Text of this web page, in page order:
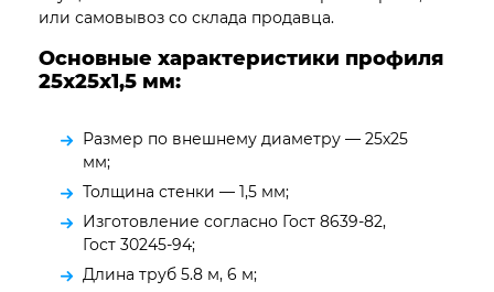
или самовывоз со склада продавца.
Основные характеристики профиля
25х25х1,5 мм:
Размер по внешнему диаметру — 25х25
мм;
Толщина стенки — 1,5 мм;
Изготовление согласно Гост 8639-82,
Гост 30245-94;
Длина труб 5.8 м, 6 м;